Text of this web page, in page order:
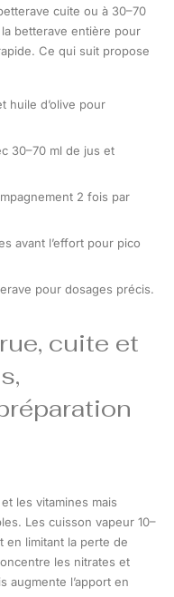
cuite ou à 30–70
betterave entière pour
Ce qui suit propose
huile d’olive pour
30–70 ml de jus et
2 fois par
avant l’effort pour pico
pour dosages précis.
cuite et
les vitamines mais
Les cuisson vapeur 10–
en limitant la perte de
les nitrates et
augmente l’apport en